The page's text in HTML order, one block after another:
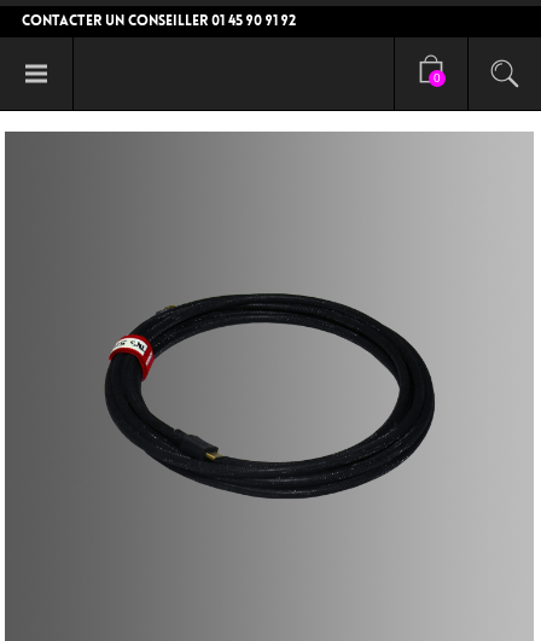
CONTACTER UN CONSEILLER 01 45 90 91 92
0